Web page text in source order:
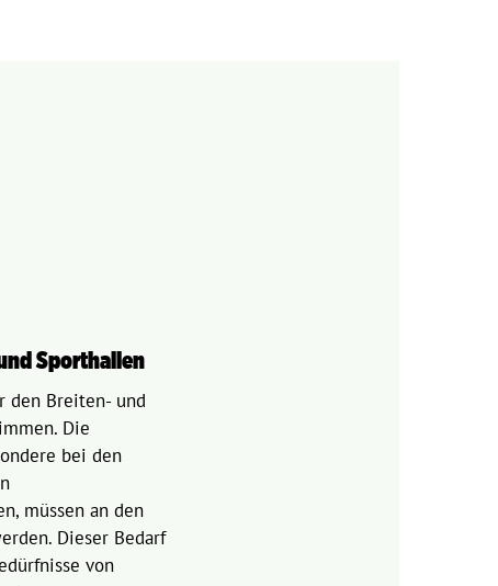
Sporthallen
den Breiten- und
Die
bei den
müssen an den
Dieser Bedarf
von